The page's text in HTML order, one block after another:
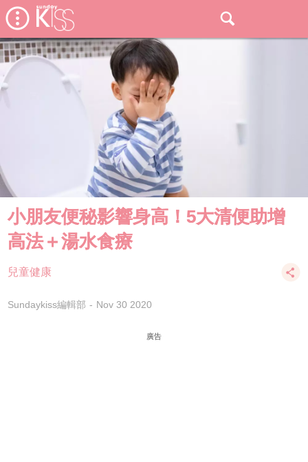
小朋友便秘影響身高！5大清便助增
高法＋湯水食療
兒童健康
Sundaykiss編輯部 Nov 30 2020
廣告